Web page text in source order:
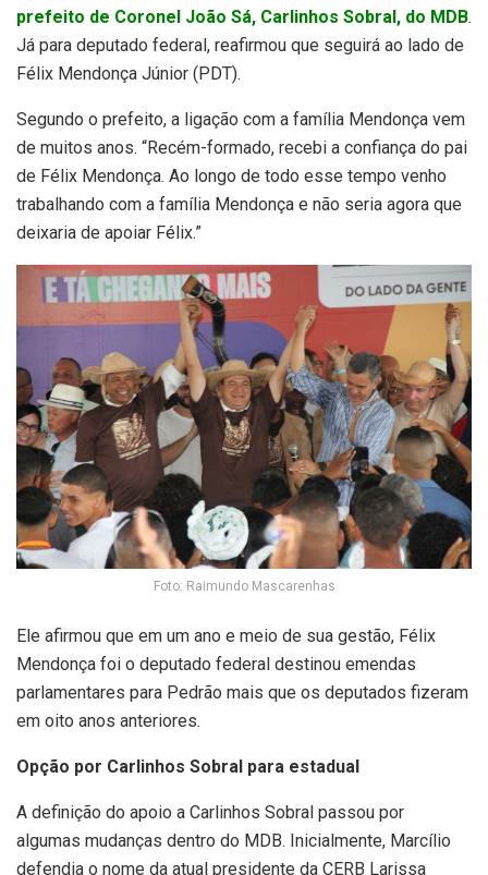
prefeito de Coronel João Sá, Carlinhos Sobral, do MDB.
Já para deputado federal, reafirmou que seguirá ao lado de
Félix Mendonça Júnior (PDT).
Segundo o prefeito, a ligação com a família Mendonça vem
de muitos anos. “Recém-formado, recebi a confiança do pai
de Félix Mendonça. Ao longo de todo esse tempo venho
trabalhando com a família Mendonça e não seria agora que
deixaria de apoiar Félix.”
Foto: Raimundo Mascarenhas
Ele afirmou que em um ano e meio de sua gestão, Félix
Mendonça foi o deputado federal destinou emendas
parlamentares para Pedrão mais que os deputados fizeram
em oito anos anteriores.
Opção por Carlinhos Sobral para estadual
A definição do apoio a Carlinhos Sobral passou por
algumas mudanças dentro do MDB. Inicialmente, Marcílio
defendia o nome da atual presidente da CERB Larissa